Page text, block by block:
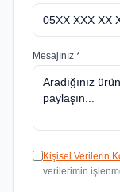
Mesajınız *
Kişisel Verilerin
verilerimin